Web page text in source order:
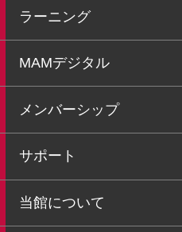
ラーニング
MAMデジタル
メンバーシップ
サポート
当館について